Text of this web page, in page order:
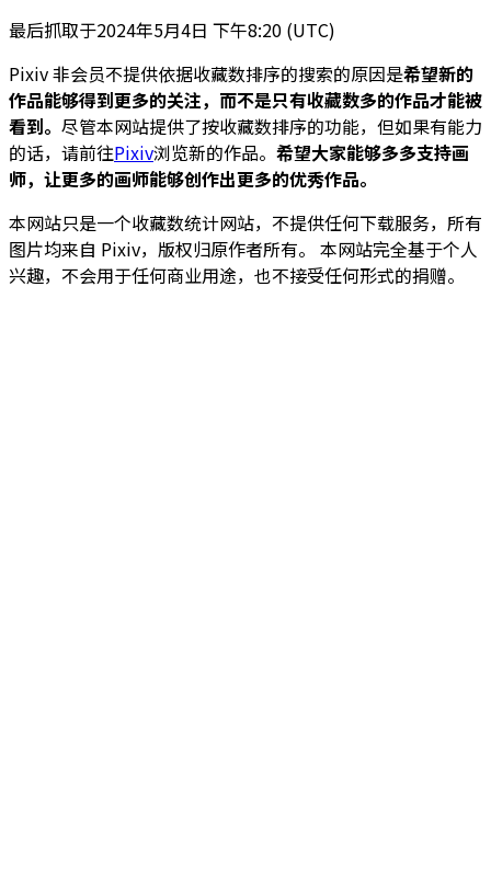
最后抓取于2024年5月4日 下午8:20 (UTC)
Pixiv 非会员不提供依据收藏数排序的搜索的原因是希望新的
作品能够得到更多的关注，而不是只有收藏数多的作品才能被
看到。 尽管本网站提供了按收藏数排序的功能，但如果有能力
的话，请前往Pixiv浏览新的作品。 希望大家能够多多支持画
师，让更多的画师能够创作出更多的优秀作品。
本网站只是一个收藏数统计网站，不提供任何下载服务，所有
图片均来自 Pixiv，版权归原作者所有。 本网站完全基于个人
兴趣，不会用于任何商业用途，也不接受任何形式的捐赠。